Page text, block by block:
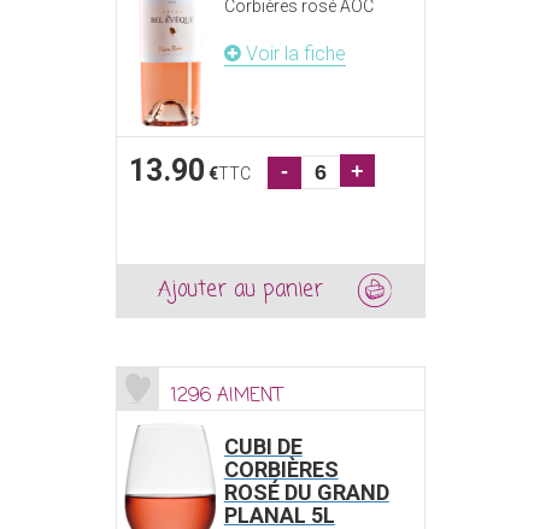
Corbières rosé AOC
Voir la fiche
13.90 €TTC - +
Ajouter au panier
1296 AIMENT
CUBI DE
CORBIÈRES
ROSÉ DU GRAND
PLANAL 5L